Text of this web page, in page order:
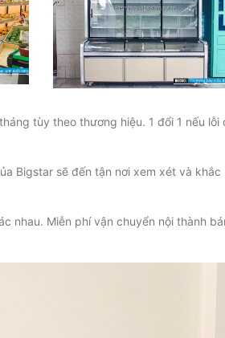
tùy theo thương hiệu. 1 đổi 1 nếu lỗi
Bigstar sẽ đến tận nơi xem xét và khắc
nhau. Miễn phí vận chuyển nội thành